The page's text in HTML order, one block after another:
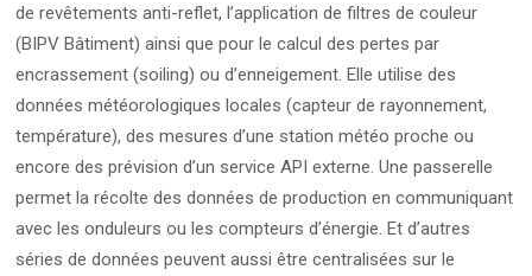
de revêtements anti-reflet, l’application de filtres de couleur
(BIPV Bâtiment) ainsi que pour le calcul des pertes par
encrassement (soiling) ou d’enneigement. Elle utilise des
données météorologiques locales (capteur de rayonnement,
température), des mesures d’une station météo proche ou
encore des prévision d’un service API externe. Une passerelle
permet la récolte des données de production en communiquant
avec les onduleurs ou les compteurs d’énergie. Et d’autres
séries de données peuvent aussi être centralisées sur le